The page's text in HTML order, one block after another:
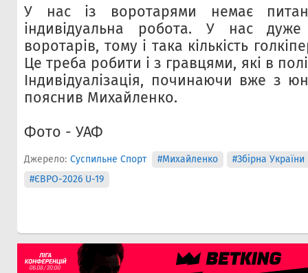
У нас із воротарями немає
індивідуальна робота. У нас дуже
воротарів, тому і така кількість
Це треба робити і з гравцями, які в
Індивідуалізація, починаючи вже з
пояснив Михайленко.
Фото - УАФ
Джерело: Суспильне Спорт #Михайленко
#Збірна України
#ЄВРО-2026 U-19